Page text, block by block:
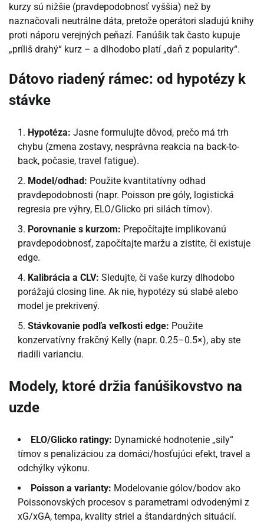
kurzy sú nižšie (pravdepodobnosť vyššia) než by
naznačovali neutrálne dáta, pretože operátori sladujú knihy
proti náporu verejných peňazí. Fanúšik tak často kupuje
„príliš drahý“ kurz – a dlhodobo platí „daň z popularity“.
Dátovo riadený rámec: od hypotézy k
stávke
Hypotéza: Jasne formulujte dôvod, prečo má trh
chybu (zmena zostavy, nesprávna reakcia na back-to-
back, počasie, travel fatigue).
Model/odhad: Použite kvantitatívny odhad
pravdepodobnosti (napr. Poisson pre góly, logistická
regresia pre výhry, ELO/Glicko pri silách tímov).
Porovnanie s kurzom: Prepočítajte implikovanú
pravdepodobnosť, započítajte maržu a zistite, či existuje
edge.
Kalibrácia a CLV: Sledujte, či vaše kurzy dlhodobo
porážajú closing line. Ak nie, hypotézy sú slabé alebo
model je prekrivený.
Stávkovanie podľa veľkosti edge: Použite
konzervatívny frakčný Kelly (napr. 0.25–0.5×), aby ste
riadili varianciu.
Modely, ktoré držia fanúšikovstvo na
uzde
ELO/Glicko ratingy: Dynamické hodnotenie „sily“
tímov s penalizáciou za domáci/hosťujúci efekt, travel a
odchýlky výkonu.
Poisson a varianty: Modelovanie gólov/bodov ako
Poissonovských procesov s parametrami odvodenými z
xG/xGA, tempa, kvality striel a štandardných situácií.